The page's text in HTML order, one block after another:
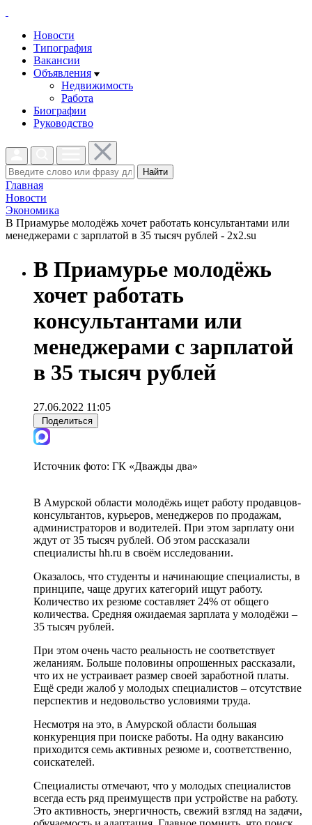
Новости
Типография
Вакансии
Объявления
Недвижимость
Работа
Биографии
Руководство
Найти
Главная
Новости
Экономика
В Приамурье молодёжь хочет работать консультантами или
менеджерами с зарплатой в 35 тысяч рублей - 2x2.su
В Приамурье молодёжь
хочет работать
консультантами или
менеджерами с зарплатой
в 35 тысяч рублей
27.06.2022 11:05
Поделиться
Источник фото: ГК «Дважды два»
В Амурской области молодёжь ищет работу продавцов-
консультантов, курьеров, менеджеров по продажам,
администраторов и водителей. При этом зарплату они
ждут от 35 тысяч рублей. Об этом рассказали
специалисты hh.ru в своём исследовании.
Оказалось, что студенты и начинающие специалисты, в
принципе, чаще других категорий ищут работу.
Количество их резюме составляет 24% от общего
количества. Средняя ожидаемая зарплата у молодёжи –
35 тысяч рублей.
При этом очень часто реальность не соответствует
желаниям. Больше половины опрошенных рассказали,
что их не устраивает размер своей заработной платы.
Ещё среди жалоб у молодых специалистов – отсутствие
перспектив и недовольство условиями труда.
Несмотря на это, в Амурской области большая
конкуренция при поиске работы. На одну вакансию
приходится семь активных резюме и, соответственно,
соискателей.
Специалисты отмечают, что у молодых специалистов
всегда есть ряд преимуществ при устройстве на работу.
Это активность, энергичность, свежий взгляд на задачи,